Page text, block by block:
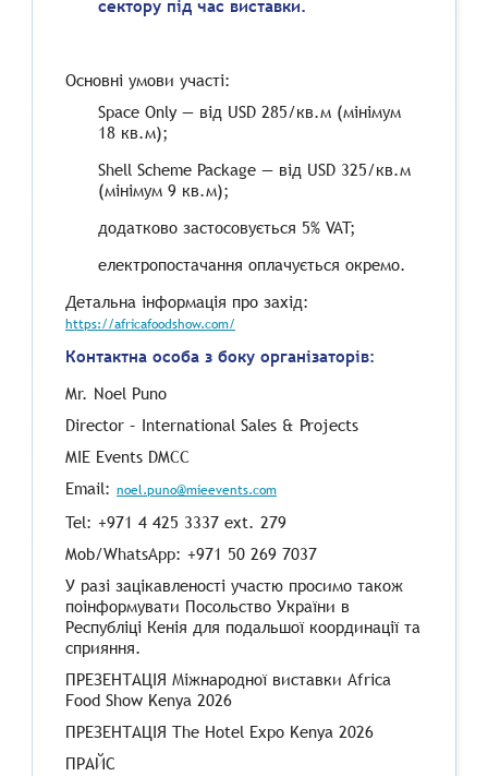
сектору під час виставки.
Основні умови участі:
Space Only — від USD 285/кв.м (мінімум
18 кв.м);
Shell Scheme Package — від USD 325/кв.м
(мінімум 9 кв.м);
додатково застосовується 5% VAT;
електропостачання оплачується окремо.
Детальна інформація про захід:
https://africafoodshow.com/
Контактна особа з боку організаторів:
Mr. Noel Puno
Director – International Sales & Projects
MIE Events DMCC
Email: noel.puno@mieevents.com
Tel: +971 4 425 3337 ext. 279
Mob/WhatsApp: +971 50 269 7037
У разі зацікавленості участю просимо також
поінформувати Посольство України в
Республіці Кенія для подальшої координації та
сприяння.
ПРЕЗЕНТАЦІЯ Міжнародної виставки Africa
Food Show Kenya 2026
ПРЕЗЕНТАЦІЯ The Hotel Expo Kenya 2026
ПРАЙС